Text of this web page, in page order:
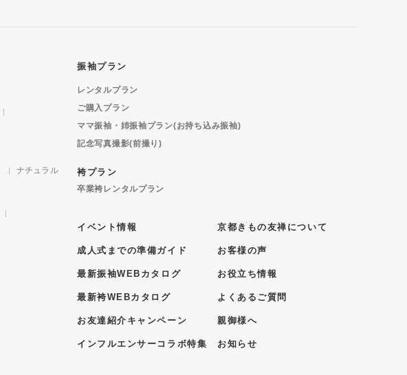
ナチュラル
振袖プラン
レンタルプラン
ご購入プラン
ママ振袖・姉振袖プラン(お持ち込み振袖)
記念写真撮影(前撮り)
袴プラン
卒業袴レンタルプラン
イベント情報
成人式までの準備ガイド
最新振袖WEBカタログ
最新袴WEBカタログ
お友達紹介キャンペーン
インフルエンサーコラボ特集
京都きもの友禅について
お客様の声
お役立ち情報
よくあるご質問
親御様へ
お知らせ